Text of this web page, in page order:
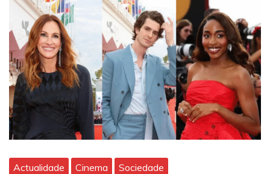
Actualidade Cinema Sociedade